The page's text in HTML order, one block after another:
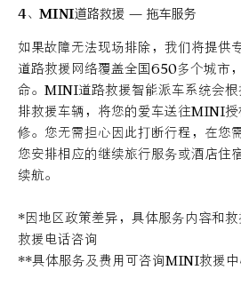
4、MINI道路救援 — 拖车服务
如果故障无法现场排除，我们将提供
道路救援网络覆盖全国650多个城市
命。MINI道路救援智能派车系统会
排救援车辆，将您的爱车送往MINI授
修。您无需担心因此打断行程，在您
您安排相应的继续旅行服务或酒店住
续航。
*因地区政策差异，具体服务内容和
救援电话咨询
**具体服务及费用可咨询MINI救援